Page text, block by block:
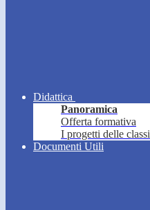
Didattica
Panoramica
Offerta formativa
I progetti delle classi
Documenti Utili